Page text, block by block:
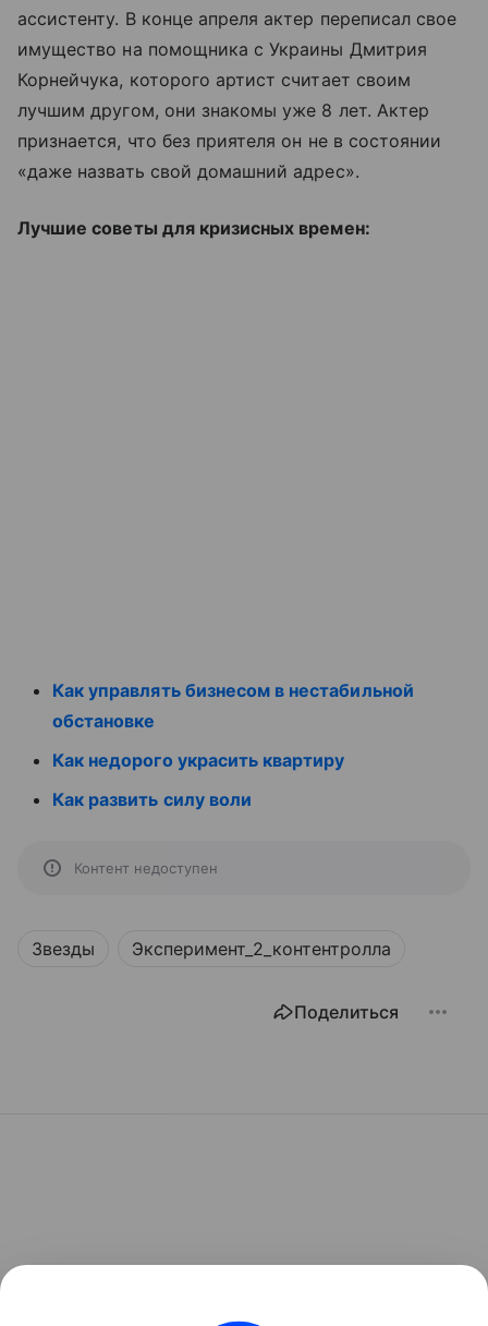
ассистенту. В конце апреля актер переписал свое
имущество на помощника с Украины Дмитрия
Корнейчука, которого артист считает своим
лучшим другом, они знакомы уже 8 лет. Актер
признается, что без приятеля он не в состоянии
«даже назвать свой домашний адрес».
Лучшие советы для кризисных времен:
Как управлять бизнесом в нестабильной
обстановке
Как недорого украсить квартиру
Как развить силу воли
Контент недоступен
Звезды Эксперимент_2_контентролла
Поделиться